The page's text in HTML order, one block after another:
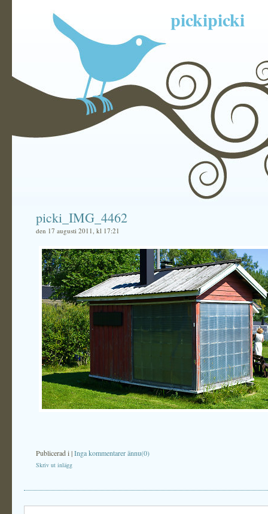
pickipicki
picki_IMG_4462
den 17 augusti 2011, kl 17:21
Publicerad i|Inga kommentarer ännu(0)
Skriv ut inlägg